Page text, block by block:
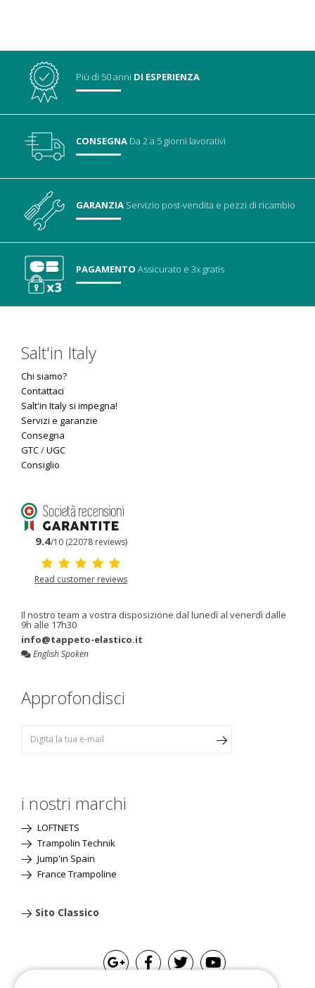
Più di 50 anni DI ESPERIENZA
CONSEGNA Da 2 a 5 giorni lavorativi
GARANZIA Servizio post-vendita e pezzi di ricambio
PAGAMENTO Assicurato e 3x gratis
Salt'in Italy
Chi siamo?
Contattaci
Salt'in Italy si impegna!
Servizi e garanzie
Consegna
GTC/UGC
Consiglio
9.4/10 (22078 reviews)
Read customer reviews
Il nostro team a vostra disposizione dal lunedì al venerdì dalle
9h alle 17h30
info@tappeto-elastico.it
English Spoken
Approfondisci
i nostri marchi
LOFTNETS
Trampolin Technik
Jump'in Spain
France Trampoline
Sito Classico